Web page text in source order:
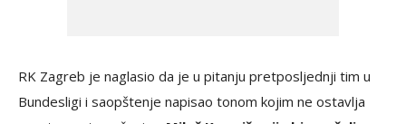
RK Zagreb je naglasio da je u pitanju pretposljednji tim u
Bundesligi i saopštenje napisao tonom kojim ne ostavlja